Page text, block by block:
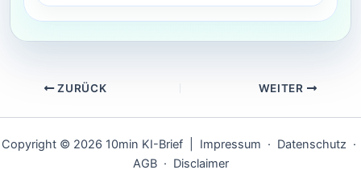
ZURÜCK WEITER
Copyright © 2026 10min KI-Brief | Impressum · Datenschutz ·
AGB· Disclaimer